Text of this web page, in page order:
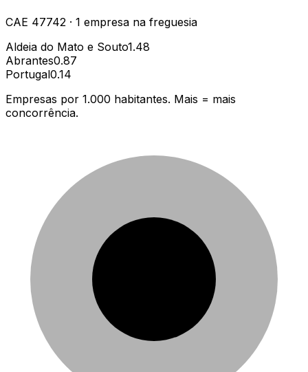
CAE 47742 · 1 empresa na freguesia
Aldeia do Mato e Souto1.48
Abrantes0.87
Portugal0.14
Empresas por 1.000 habitantes. Mais = mais
concorrência.